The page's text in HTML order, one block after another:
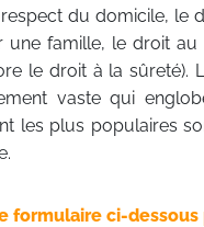
du domicile, le
une famille, le droit au
le droit à la sûreté).
vaste qui
les plus populaires
formulaire ci-